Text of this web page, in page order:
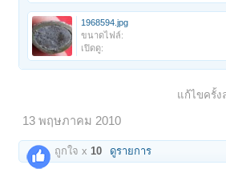
1968594.jpg
ขนาดไฟล์:
เปิดดู:
แก้ไขครั้ง
13 พฤษภาคม 2010
ถูกใจ x 10 ดูรายการ